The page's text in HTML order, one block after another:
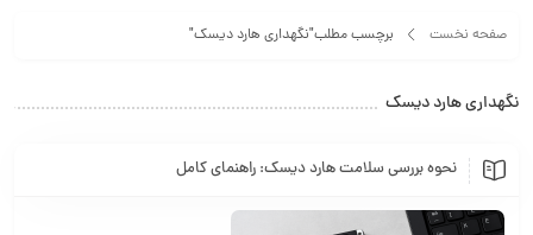
صفحه نخست برچسب مطلب"نگهداری هارد دیسک"
نگهداری هارد دیسک
نحوه بررسی سلامت هارد دیسک: راهنمای کامل